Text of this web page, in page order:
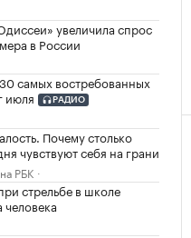
увеличила спрос
в России
самых востребованных
июля
РАДИО
Почему столько
чувствуют себя на грани
РБК
стрельбе в школе
человека